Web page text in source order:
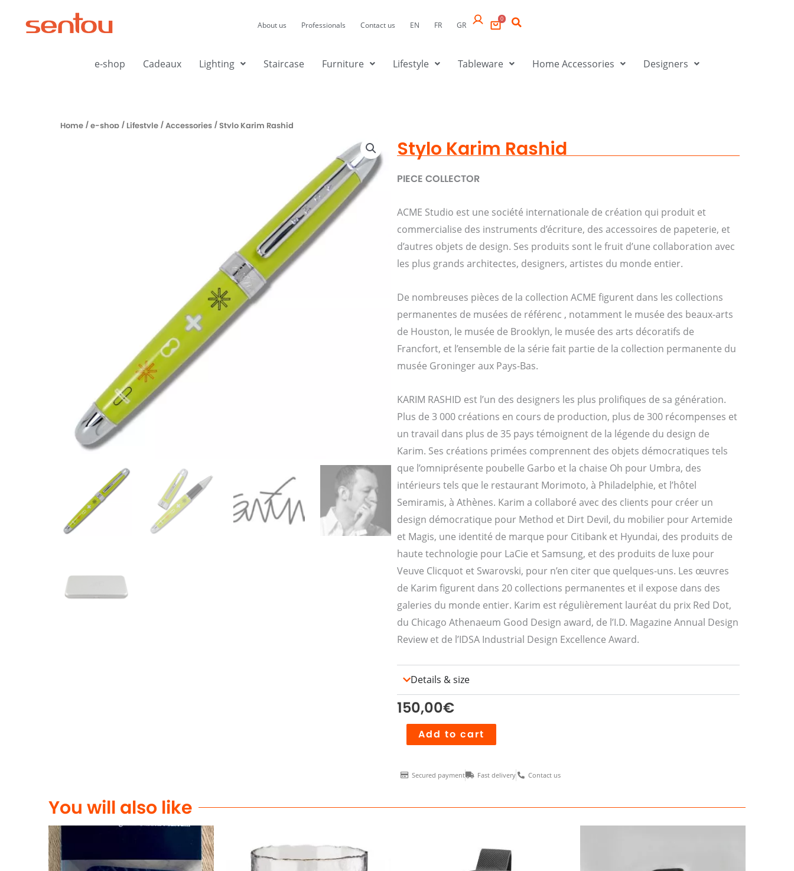
About us Professionals Contact us EN FR GR
0
e-shop Cadeaux Lighting Staircase Furniture Lifestyle Tableware Home Accessories Designers
Home /e-shop / Lifestyle /Accessories / Stylo Karim Rashid
Stylo Karim Rashid
PIECE COLLECTOR
ACME Studio est une société internationale de création qui produit et
commercialise des instruments d’écriture, des accessoires de papeterie, et
d’autres objets de design. Ses produits sont le fruit d’une collaboration avec
les plus grands architectes, designers, artistes du monde entier.
De nombreuses pièces de la collection ACME figurent dans les collections
permanentes de musées de référenc , notamment le musée des beaux-arts
de Houston, le musée de Brooklyn, le musée des arts décoratifs de
Francfort, et l’ensemble de la série fait partie de la collection permanente du
musée Groninger aux Pays-Bas.
KARIM RASHID est l’un des designers les plus prolifiques de sa génération.
Plus de 3 000 créations en cours de production, plus de 300 récompenses et
un travail dans plus de 35 pays témoignent de la légende du design de
Karim. Ses créations primées comprennent des objets démocratiques tels
que l’omniprésente poubelle Garbo et la chaise Oh pour Umbra, des
intérieurs tels que le restaurant Morimoto, à Philadelphie, et l’hôtel
Semiramis, à Athènes. Karim a collaboré avec des clients pour créer un
design démocratique pour Method et Dirt Devil, du mobilier pour Artemide
et Magis, une identité de marque pour Citibank et Hyundai, des produits de
haute technologie pour LaCie et Samsung, et des produits de luxe pour
Veuve Clicquot et Swarovski, pour n’en citer que quelques-uns. Les œuvres
de Karim figurent dans 20 collections permanentes et il expose dans des
galeries du monde entier. Karim est régulièrement lauréat du prix Red Dot,
du Chicago Athenaeum Good Design award, de l’I.D. Magazine Annual Design
Review et de l’IDSA Industrial Design Excellence Award.
Details & size
150,00€
Karim
Add to cart
Secured payment Fast delivery Contact us
You will also like